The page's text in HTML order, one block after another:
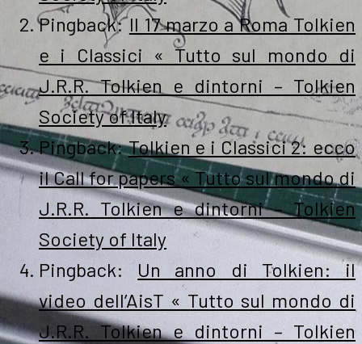
Pingback:Il 17 marzo a Roma Tolkien
e i Classici « Tutto sul mondo di
J.R.R. Tolkien e dintorni – Tolkien
Society of Italy
Pingback:Tolkien e i Classici 2: ecco
il Call for papers « Tutto sul mondo di
J.R.R. Tolkien e dintorni – Tolkien
Society of Italy
Pingback: Un anno di Tolkien: il
video dell’AisT « Tutto sul mondo di
J.R.R. Tolkien e dintorni – Tolkien